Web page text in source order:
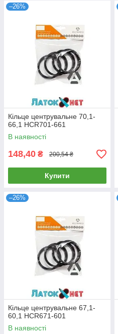
–26%
Кільце центрувальне 70,1-
66,1 HCR701-661
В наявності
148,40 ₴ 200,54 ₴
Купити
–26%
Кільце центрувальне 67,1-
60,1 HCR671-601
В наявності